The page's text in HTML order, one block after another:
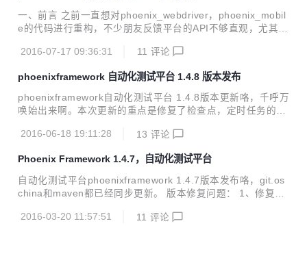
一、前言 之前一直想对phoenix_webdriver，phoenix_mobil
e的代码进行重构，不少朋友反馈平台的API不够直观，尤其是
觉，尤其在后续的功能扩展上也比较麻烦，随着用户量的增
多的问题。但苦于一直没有足够时间。趁这最近换工作间歇的
几天时间，狠下心来把这几个模块的代码好好重构了一下。 本
次重构除对重要模块代码重构外，对页面的js方法，页面功
新的感觉。 二、重构效果体验 重构之后的效果如下： 在de
2016-07-17 09:36:31 11 评论
phoenixframework 自动化测试平台 1.4.8 版本发布
phoenixframework自动化测试平台 1.4.8版本更新咯，千呼万
唤始出来啊。本次更新的重点是修复了检查点，定时任务的细
ehcache缓存，数据库连接池查看；更重要的是这个版本支持
hina及github均已同步更新。maven需要明天下午才能更新。
升级方式和war包下载地址请见官网： http://www.cewan.la
最新版本1.4.8版本升级的详细内容： phoenix_node:优化性
2016-06-18 19:11:28 13 评论
Phoenix Framework 1.4.7，自动化测试平台
自动化测试平台phoenixframework 1.4.7版本发布咯，git.os
china和maven都已经同步更新。 版本修复问题： 1、修复多
加对body参数的支持 3、对平台的各模块代码进行了部分重
2016-03-20 11:57:51 11 评论